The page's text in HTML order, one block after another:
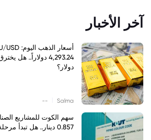
آخر الأخبار
دولار؟
Salma
--
0.857 دينار.. هل تبدأ مرحلة تعافٍ جديدة؟